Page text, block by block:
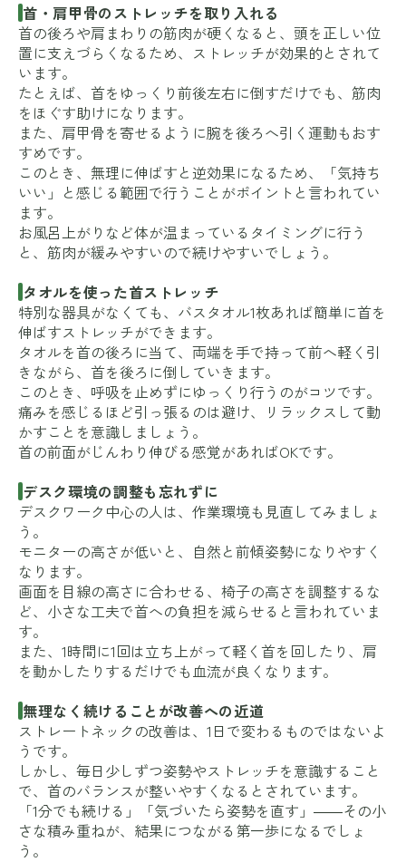
首・肩甲骨のストレッチを取り入れる
首の後ろや肩まわりの筋肉が硬くなると、頭を正しい位
置に支えづらくなるため、ストレッチが効果的とされて
います。
たとえば、首をゆっくり前後左右に倒すだけでも、筋肉
をほぐす助けになります。
また、肩甲骨を寄せるように腕を後ろへ引く運動もおす
すめです。
このとき、無理に伸ばすと逆効果になるため、「気持ち
いい」と感じる範囲で行うことがポイントと言われてい
ます。
お風呂上がりなど体が温まっているタイミングに行う
と、筋肉が緩みやすいので続けやすいでしょう。
タオルを使った首ストレッチ
特別な器具がなくても、バスタオル1枚あれば簡単に首を
伸ばすストレッチができます。
タオルを首の後ろに当て、両端を手で持って前へ軽く引
きながら、首を後ろに倒していきます。
このとき、呼吸を止めずにゆっくり行うのがコツです。
痛みを感じるほど引っ張るのは避け、リラックスして動
かすことを意識しましょう。
首の前面がじんわり伸びる感覚があればOKです。
デスク環境の調整も忘れずに
デスクワーク中心の人は、作業環境も見直してみましょ
う。
モニターの高さが低いと、自然と前傾姿勢になりやすく
なります。
画面を目線の高さに合わせる、椅子の高さを調整するな
ど、小さな工夫で首への負担を減らせると言われていま
す。
また、1時間に1回は立ち上がって軽く首を回したり、肩
を動かしたりするだけでも血流が良くなります。
無理なく続けることが改善への近道
ストレートネックの改善は、1日で変わるものではないよ
うです。
しかし、毎日少しずつ姿勢やストレッチを意識すること
で、首のバランスが整いやすくなるとされています。
「1分でも続ける」「気づいたら姿勢を直す」――その小
さな積み重ねが、結果につながる第一歩になるでしょ
う。